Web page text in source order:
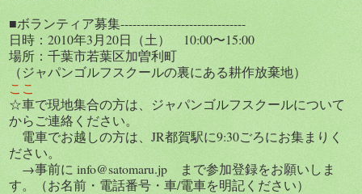
■ボランティア募集-------------------------------
日時：2010年3月20日（土） 10:00〜15:00
場所：千葉市若葉区加曽利町
（ジャパンゴルフスクールの裏にある耕作放棄地）
ここ
☆車で現地集合の方は、ジャパンゴルフスクールについて
からご連絡ください。
電車でお越しの方は、JR都賀駅に9:30ごろにお集まりく
ださい。
→事前に info@satomaru.jp まで参加登録をお願いしま
す。（お名前・電話番号・車/電車を明記ください）